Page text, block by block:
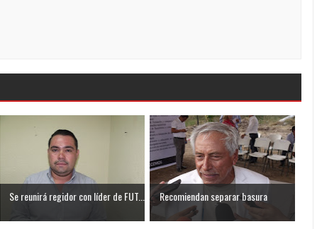
Se reunirá regidor con líder de FUT... Recomiendan separar basura